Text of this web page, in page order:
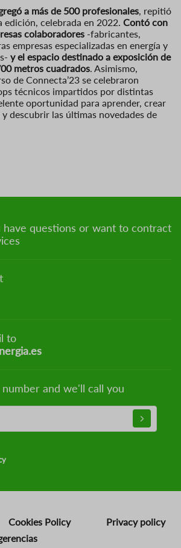
a más de 500 profesionales , repitió
celebrada en 2022. Contó con
colaboradores -fabricantes,
empresas especializadas en energía y
y el espacio destinado a exposición de
metros cuadrados . Asimismo,
de Connecta’23 se celebraron
técnicos impartidos por distintas
oportunidad para aprender, crear
descubrir las últimas novedades de
have questions or want to contract
to
and we'll call you
Cookies Policy
Privacy policy